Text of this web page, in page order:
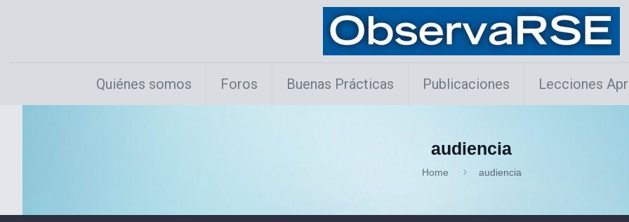
Quiénes somos Foros Buenas Prácticas Publicaciones Lecciones
audiencia
Home audiencia